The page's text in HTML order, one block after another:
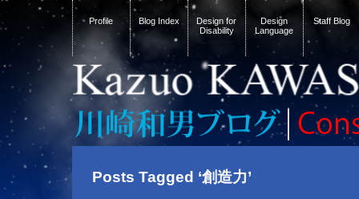
Profile Blog Index
Design for
Disability
Design
Language
Staff Blog
Posts Tagged ‘創造力’